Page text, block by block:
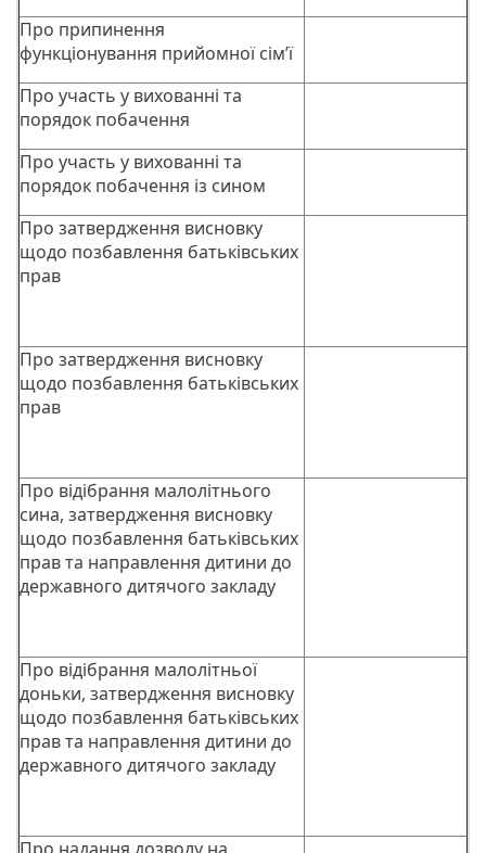
Про припинення
функціонування прийомної сім’ї
Про участь у вихованні та
порядок побачення
Про участь у вихованні та
порядок побачення із сином
Про затвердження висновку
щодо позбавлення батьківських
прав
Про затвердження висновку
щодо позбавлення батьківських
прав
Про відібрання малолітнього
сина, затвердження висновку
щодо позбавлення батьківських
прав та направлення дитини до
державного дитячого закладу
Про відібрання малолітньої
доньки, затвердження висновку
щодо позбавлення батьківських
прав та направлення дитини до
державного дитячого закладу